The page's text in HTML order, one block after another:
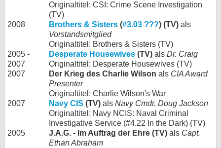
Originaltitel: CSI: Crime Scene Investigation
(TV)
2008
Brothers & Sisters (#3.03 ???) (TV) als
Vorstandsmitglied
Originaltitel: Brothers & Sisters (TV)
2005 -
2007
Desperate Housewives (TV) als Dr. Craig
Originaltitel: Desperate Housewives (TV)
2007
Der Krieg des Charlie Wilson als CIA Award
Presenter
Originaltitel: Charlie Wilson's War
2007
Navy CIS (TV) als Navy Cmdr. Doug Jackson
Originaltitel: Navy NCIS: Naval Criminal
Investigative Service (#4.22 In the Dark) (TV)
2005
J.A.G. - Im Auftrag der Ehre (TV) als Capt.
Ethan Abraham